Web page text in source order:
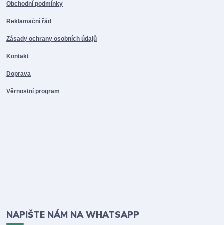
Obchodní podmínky
Reklamační řád
Zásady ochrany osobních údajů
Kontakt
Doprava
Věrnostní program
NAPIŠTE NÁM NA WHATSAPP